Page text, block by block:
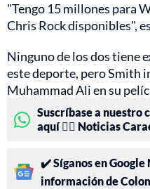
"Tengo 15 millones para
Chris Rock disponibles",
Ninguno de los dos tiene
este deporte, pero Smith
Muhammad Ali en su
Suscríbase a nuestro
aquí 👉🏻 Noticias
✔️ Síganos en
información de